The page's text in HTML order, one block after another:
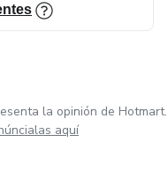
la opinión de Hotmart.
aquí